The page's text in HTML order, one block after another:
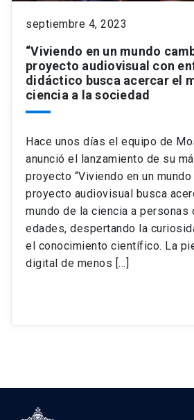
Consejo de Facultad
Secretaría Académica
Documentos FCB
Grupos de Investigación
Institutos y Centros
FCB en el Territorio
Redes Internacionales
Pregrado
Postgrado
Centro de Estudiantes
Publicaciones
Contacto
septiembre 4, 2023
“Viviendo en un mundo
proyecto audiovisual con
didáctico busca acercar el
ciencia a la sociedad
Hace unos días el equipo de
anunció el lanzamiento de su
proyecto “Viviendo en un
proyecto audiovisual busca
mundo de la ciencia a personas
edades, despertando la
el conocimiento científico. La
digital de menos […]